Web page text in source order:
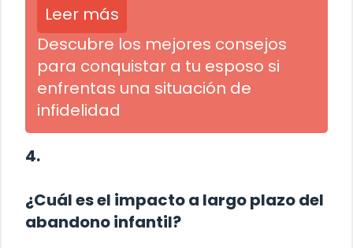
Leer más
Descubre los mejores consejos
para conquistar a tu esposo si
enfrentas una situación de
infidelidad
4.
¿Cuál es el impacto a largo plazo del
abandono infantil?